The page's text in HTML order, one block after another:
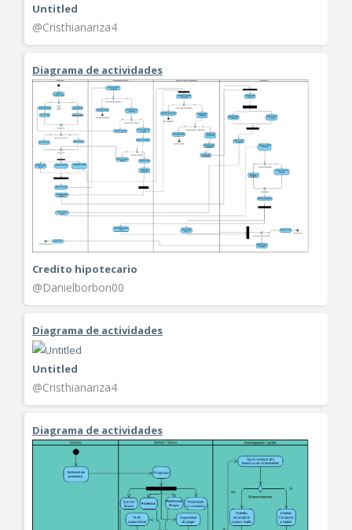
Untitled
@Cristhianariza4
Diagrama de actividades
Credito hipotecario
@Danielborbon00
Diagrama de actividades
Untitled
@Cristhianariza4
Diagrama de actividades